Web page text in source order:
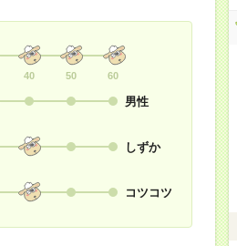
40 50 60
男性
しずか
コツコツ